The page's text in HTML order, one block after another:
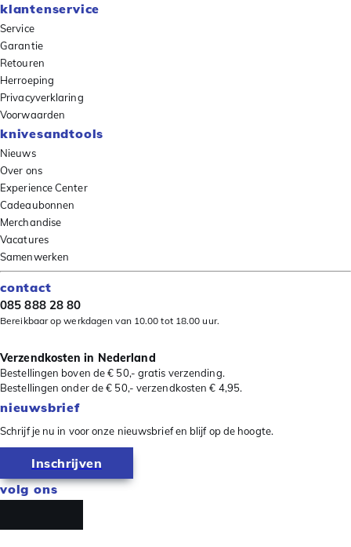
klantenservice
Service
Garantie
Retouren
Herroeping
Privacyverklaring
Voorwaarden
knivesandtools
Nieuws
Over ons
Experience Center
Cadeaubonnen
Merchandise
Vacatures
Samenwerken
contact
085 888 28 80
Bereikbaar op werkdagen van 10.00 tot 18.00 uur.
Verzendkosten in Nederland
Bestellingen boven de € 50,- gratis verzending.
Bestellingen onder de € 50,- verzendkosten € 4,95.
nieuwsbrief
Schrijf je nu in voor onze nieuwsbrief en blijf op de hoogte.
Inschrijven
volg ons